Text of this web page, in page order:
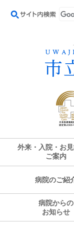
外来・入院・お
ご案内
病院のご紹
病院からの
お知らせ